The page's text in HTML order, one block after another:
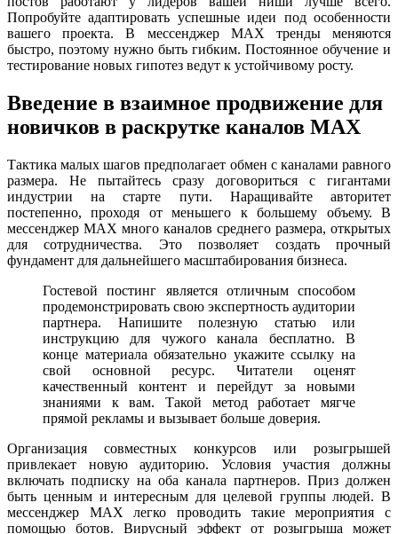
Попробуйте адаптировать успешные идеи под особенности
вашего проекта. В мессенджер MAX тренды меняются
быстро, поэтому нужно быть гибким. Постоянное обучение и
тестирование новых гипотез ведут к устойчивому росту.
Введение в взаимное продвижение для
новичков в раскрутке каналов MAX
Тактика малых шагов предполагает обмен с каналами равного
размера. Не пытайтесь сразу договориться с гигантами
индустрии на старте пути. Наращивайте авторитет
постепенно, проходя от меньшего к большему объему. В
мессенджер MAX много каналов среднего размера, открытых
для сотрудничества. Это позволяет создать прочный
фундамент для дальнейшего масштабирования бизнеса.
Гостевой постинг является отличным способом
продемонстрировать свою экспертность аудитории
партнера. Напишите полезную статью или
инструкцию для чужого канала бесплатно. В
конце материала обязательно укажите ссылку на
свой основной ресурс. Читатели оценят
качественный контент и перейдут за новыми
знаниями к вам. Такой метод работает мягче
прямой рекламы и вызывает больше доверия.
Организация совместных конкурсов или розыгрышей
привлекает новую аудиторию. Условия участия должны
включать подписку на оба канала партнеров. Приз должен
быть ценным и интересным для целевой группы людей. В
мессенджер MAX легко проводить такие мероприятия с
помощью ботов. Вирусный эффект от розыгрыша может